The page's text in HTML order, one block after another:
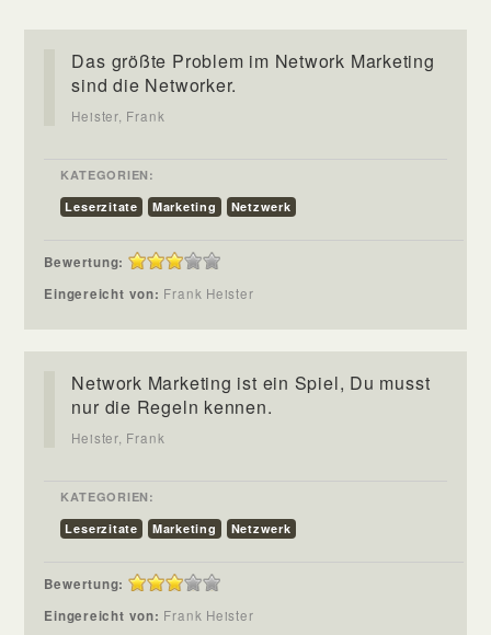
Das größte Problem im Network Marketing
sind die Networker.
Heister, Frank
KATEGORIEN:
Leserzitate
Marketing Netzwerk
Bewertung:
Eingereicht von: Frank Heister
Network Marketing ist ein Spiel, Du musst
nur die Regeln kennen.
Heister, Frank
KATEGORIEN:
Leserzitate
Marketing Netzwerk
Bewertung:
Eingereicht von: Frank Heister